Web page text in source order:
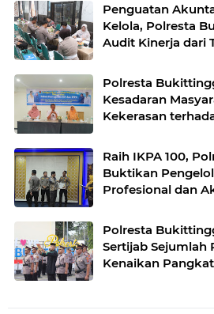
Penguatan
Kelola, Polresta
Audit Kinerja dari
Polresta
Kesadaran
Kekerasan
Raih IKPA 100,
Buktikan
Profesional dan
Polresta
Sertijab Sejumlah
Kenaikan